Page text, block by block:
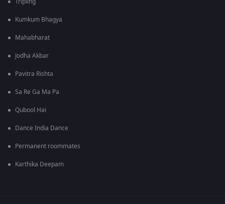
Kumkum Bhagya
Mahabharat
Jodha Akbar
Pavitra Rishta
Sa Re Ga Ma Pa
Qubool Hai
Dance India Dance
Permanent roommates
Karthika Deepam